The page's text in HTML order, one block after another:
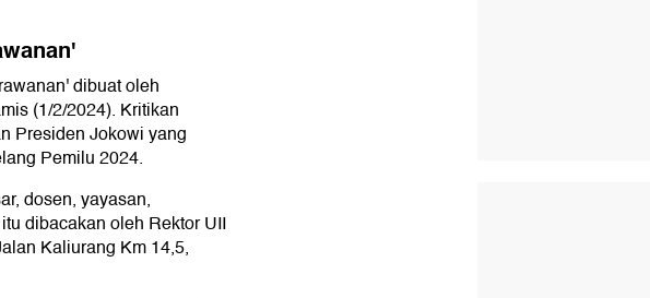
dibuat oleh
(1/2/2024). Kritikan
Presiden Jokowi yang
Pemilu 2024.
dosen, yayasan,
dibacakan oleh Rektor UII
Kaliurang Km 14,5,